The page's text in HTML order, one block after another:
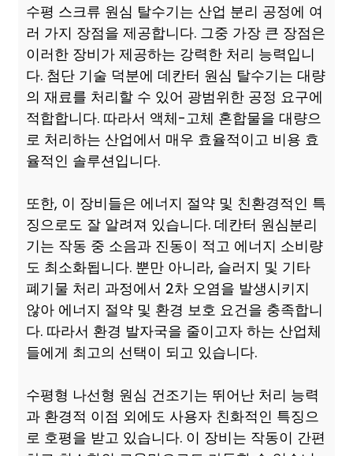
수평 스크류 원심 탈수기는 산업 분리 공정에 여
러 가지 장점을 제공합니다. 그중 가장 큰 장점은
이러한 장비가 제공하는 강력한 처리 능력입니
다. 첨단 기술 덕분에 데칸터 원심 탈수기는 대량
의 재료를 처리할 수 있어 광범위한 공정 요구에
적합합니다. 따라서 액체-고체 혼합물을 대량으
로 처리하는 산업에서 매우 효율적이고 비용 효
율적인 솔루션입니다.
또한, 이 장비들은 에너지 절약 및 친환경적인 특
징으로도 잘 알려져 있습니다. 데칸터 원심분리
기는 작동 중 소음과 진동이 적고 에너지 소비량
도 최소화됩니다. 뿐만 아니라, 슬러지 및 기타
폐기물 처리 과정에서 2차 오염을 발생시키지
않아 에너지 절약 및 환경 보호 요건을 충족합니
다. 따라서 환경 발자국을 줄이고자 하는 산업체
들에게 최고의 선택이 되고 있습니다.
수평형 나선형 원심 건조기는 뛰어난 처리 능력
과 환경적 이점 외에도 사용자 친화적인 특징으
로 호평을 받고 있습니다. 이 장비는 작동이 간편